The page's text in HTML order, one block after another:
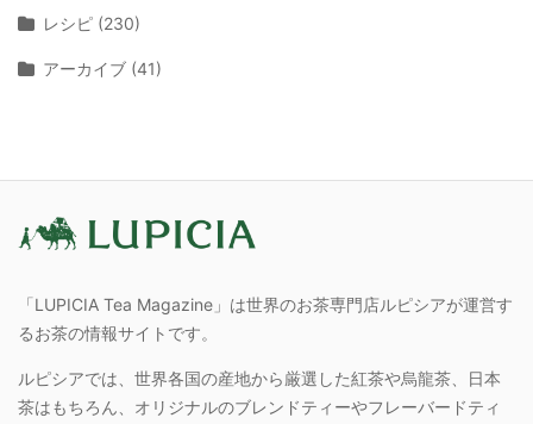
レシピ (230)
アーカイブ (41)
「LUPICIA Tea Magazine」は世界のお茶専門店ルピシアが運営す
るお茶の情報サイトです。
ルピシアでは、世界各国の産地から厳選した紅茶や烏龍茶、日本
茶はもちろん、オリジナルのブレンドティーやフレーバードティ